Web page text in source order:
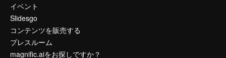
イベント
Slidesgo
コンテンツを販売する
プレスルーム
magnific.aiをお探しですか？